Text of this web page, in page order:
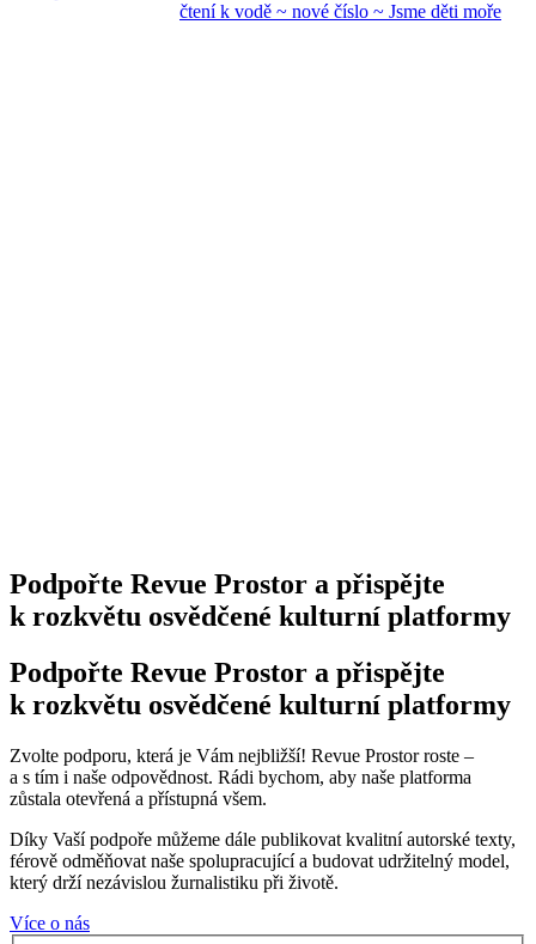
čtení k vodě ~ novéčíslo ~ Jsme děti moře
Podpořte Revue Prostor a přispějte
k rozkvětu osvědčené kulturní platformy
Podpořte Revue Prostor a přispějte
k rozkvětu osvědčené kulturní platformy
Zvolte podporu, která je Vám nejbližší! Revue Prostor roste –
a s tím i naše odpovědnost. Rádi bychom, aby naše platforma
zůstala otevřená a přístupná všem.
Díky Vaší podpoře můžeme dále publikovat kvalitní autorské texty,
férově odměňovat naše spolupracující a budovat udržitelný model,
který drží nezávislou žurnalistiku při životě.
Více o nás